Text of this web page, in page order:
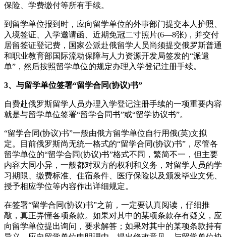
保险、学费缴付等所有手续。
到留学单位报到时，应向留学单位的外事部门提交本人护照、
入境签证、入学邀请函、近期免冠二寸照片(6—8张)，并交付
居留签证登记费，国家公派赴俄留学人员尚须提交俄罗斯普通
和职业教育部国际流动保障与人力资源开发局签发的“派遣
单”，然后按照留学单位的规定办理入学登记注册手续。
3、与留学单位签署“留学合同(协议)书”
自费赴俄罗斯留学人员办理入学登记注册手续的一项重要内容
就是与留学单位签署“留学合同书”或“留学协议书”。
“留学合同(协议)书”一般由俄方留学单位自行用俄(英)文拟
定。目前俄罗斯尚无统一格式的“留学合同(协议)书”，尽管各
留学单位的“留学合同(协议)书”格式不同，繁简不一，但主要
内容大同小异，一般都对双方的权利和义务，对留学人员的学
习期限、缴费标准、住宿条件、医疗保险以及颁发毕业文凭、
授予相应学位等内容作出详细规定。
在签署“留学合同(协议)书”之前，一定要认真阅读，仔细推
敲，真正弄懂各项条款。如果对其中的某项条款存有疑义，应
向留学单位提出询问，要求解答；如果对其中的某项条款持有